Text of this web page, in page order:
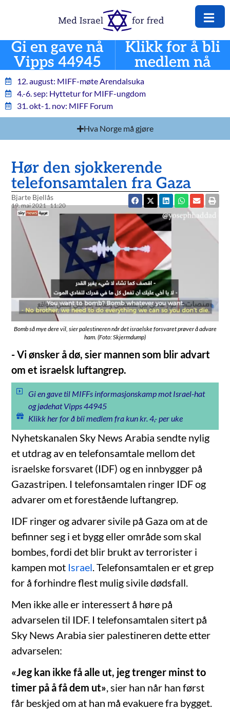
Gi en gave nå
Vipps 44945
Klikk for å bli
medlem nå
12. august: MIFF-møte Arendalsuka
4.-6. sep: Hyttetur for MIFF-ungdom
31. okt-1. nov: MIFF Forum
Hva Norge må gjøre
Hør den sjokkerende
telefonsamtalen fra Gaza
Bjarte Bjellås
19. mai 2021 11:20
Bomb så mye dere vil, sier palestineren når det israelske forsvaret prøver å advare
ham. (Foto: Skjermdump)
- Vi ønsker å dø, sier mannen som blir advart
om et israelsk luftangrep.
Gi en gave til MIFFs informasjonskamp mot Israel-hat
og jødehat Vipps 44945
Klikk her for å bli medlem fra kun kr. 4,- per uke
Nyhetskanalen Sky News Arabia sendte nylig
et utdrag av en telefonsamtale mellom det
israelske forsvaret (IDF) og en innbygger på
Gazastripen. I telefonsamtalen ringer IDF og
advarer om et forestående luftangrep.
IDF ringer og advarer sivile på Gaza om at de
befinner seg i et bygg eller område som skal
bombes, fordi det blir brukt av terrorister i
kampen mot Israel. Telefonsamtalen er et grep
for å forhindre flest mulig sivile dødsfall.
Men ikke alle er interessert å høre på
advarselen til IDF. I telefonsamtalen sitert på
Sky News Arabia sier palestineren dette etter
advarselen:
«Jeg kan ikke få alle ut, jeg trenger minst to
timer på å få dem ut», sier han når han først
får beskjed om at han må evakuere fra bygget.